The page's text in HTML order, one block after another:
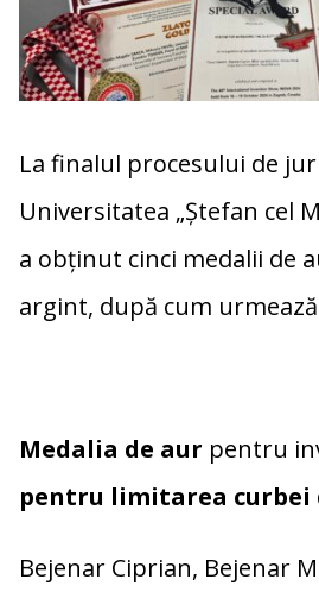
La finalul procesului de
Universitatea „Ștefan cel
a obținut cinci medalii de
argint, după cum
Medalia de aur pentru
pentru limitarea curbei
Bejenar Ciprian, Bejenar